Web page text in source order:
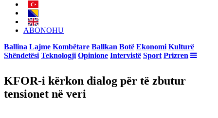
ABONOHU
Ballina Lajme Kombëtare Ballkan Botë Ekonomi Kulturë
Shëndetësi Teknologji Opinione Intervistë Sport Prizren
KFOR-i kërkon dialog për të zbutur
tensionet në veri